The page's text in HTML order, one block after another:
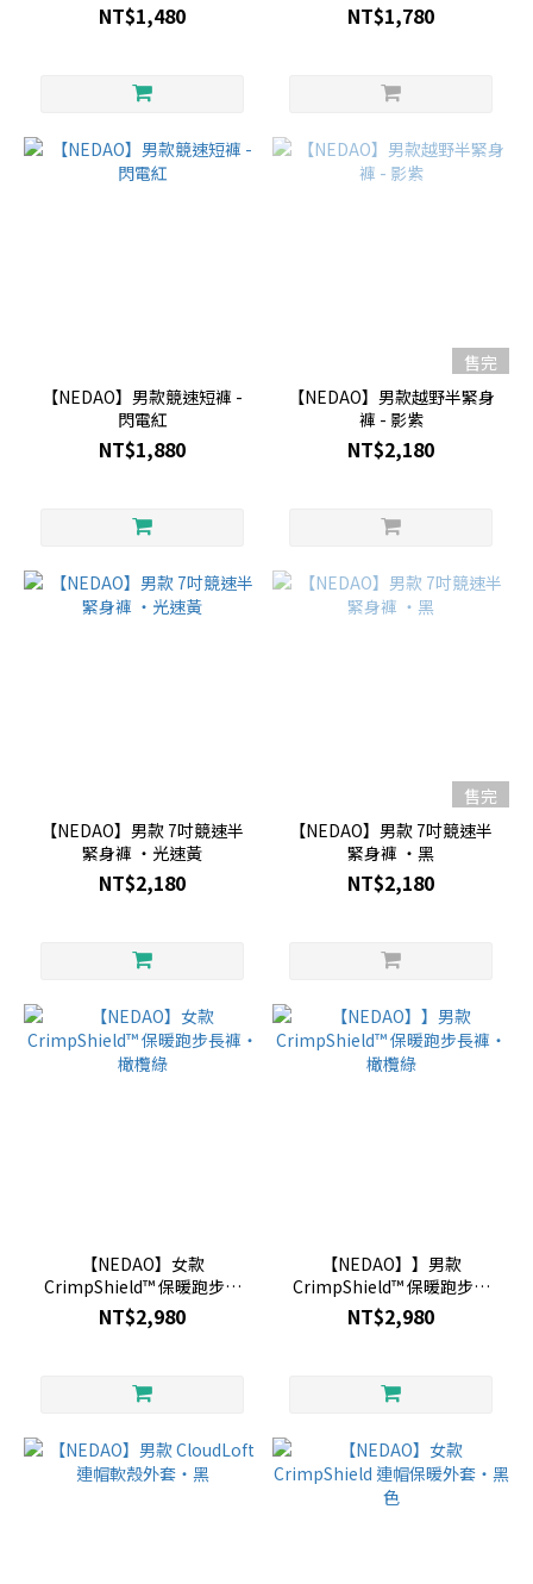
NT$1,480 黑
NT$1,780
【NEDAO】男款競速短褲 -
閃電紅
NT$1,880
售完
【NEDAO】男款越野半緊身
褲 - 影紫
NT$2,180
【NEDAO】男款 7吋競速半
緊身褲 ・光速黃
NT$2,180
售完
【NEDAO】男款 7吋競速半
緊身褲 ・黑
NT$2,180
【NEDAO】女款
CrimpShield™ 保暖跑步長
褲・橄欖綠
NT$2,980
【NEDAO】】男款
CrimpShield™ 保暖跑步長
褲・橄欖綠
NT$2,980